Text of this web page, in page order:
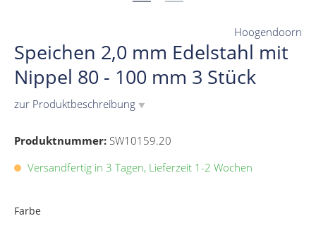
Speichen 2,0 mm Edelstahl mit
Nippel 80 - 100 mm 3 Stück
zur Produktbeschreibung ▼
Hoogendoorn
Produktnummer: SW10159.20
Versandfertig in 3 Tagen, Lieferzeit 1-2 Wochen
Farbe